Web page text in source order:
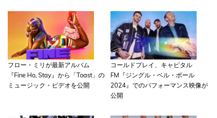
フロー・ミリが最新アルバム
『Fine Ho, Stay』から「Toast」の
ミュージック・ビデオを公開
コールドプレイ、キャピタル
FM『ジングル・ベル・ボール
2024』でのパフォーマンス映像が
公開